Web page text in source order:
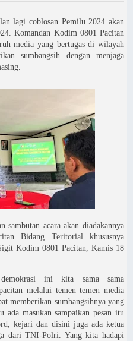
lagi coblosan Pemilu 2024 akan
Komandan Kodim 0801 Pacitan
media yang bertugas di wilayah
sumbangsih dengan menjaga
sambutan acara akan diadakannya
Bidang Teritorial khususnya
Kodim 0801 Pacitan, Kamis 18
demokrasi ini kita sama sama
melalui temen temen media
memberikan sumbangsihnya yang
ada masukan sampaikan pesan itu
kejari dan disini juga ada ketua
dari TNI-Polri. Yang kita hadapi